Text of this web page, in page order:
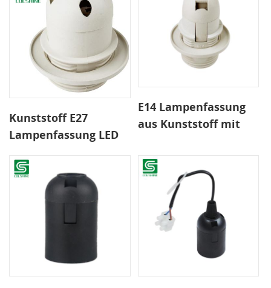
Kunststoff E27
Lampenfassung LED
Leuchten
E14 Lampenfassung
aus Kunststoff mit